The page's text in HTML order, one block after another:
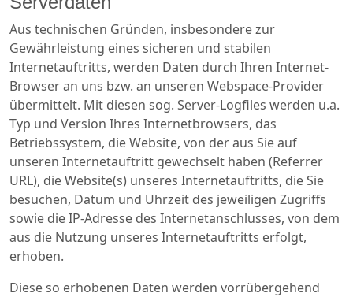
Aus technischen Gründen, insbesondere zur
Gewährleistung eines sicheren und stabilen
Internetauftritts, werden Daten durch Ihren Internet-
Browser an uns bzw. an unseren Webspace-Provider
übermittelt. Mit diesen sog. Server-Logfiles werden u.a.
Typ und Version Ihres Internetbrowsers, das
Betriebssystem, die Website, von der aus Sie auf
unseren Internetauftritt gewechselt haben (Referrer
URL), die Website(s) unseres Internetauftritts, die Sie
besuchen, Datum und Uhrzeit des jeweiligen Zugriffs
sowie die IP-Adresse des Internetanschlusses, von dem
aus die Nutzung unseres Internetauftritts erfolgt,
erhoben.
Diese so erhobenen Daten werden vorrübergehend